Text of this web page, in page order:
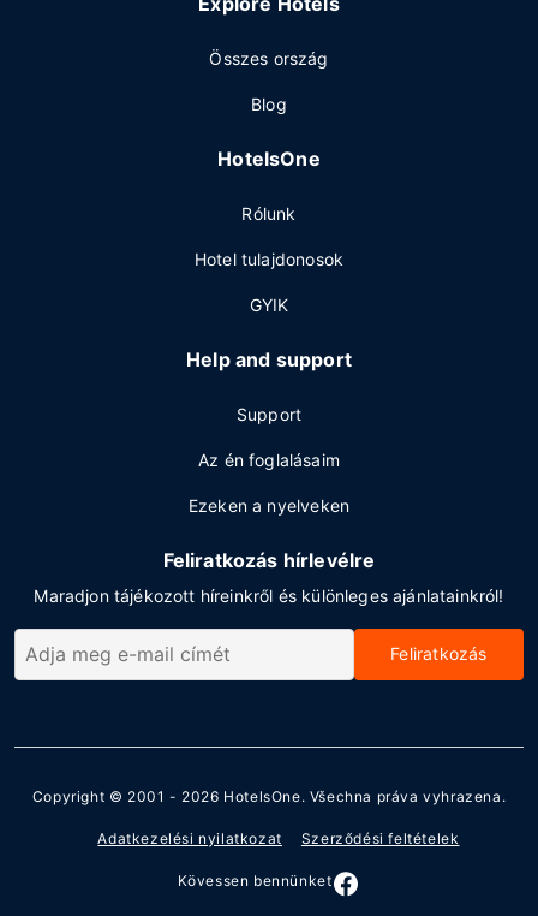
Összes ország
Blog
HotelsOne
Rólunk
Hotel tulajdonosok
GYIK
Help and support
Support
Az én foglalásaim
Ezeken a nyelveken
Feliratkozás hírlevélre
Maradjon tájékozott híreinkről és különleges ajánlatainkról!
Feliratkozás
Copyright © 2001 - 2026 HotelsOne. Všechna práva vyhrazena.
Adatkezelési nyilatkozat Szerződési feltételek
Kövessen bennünket